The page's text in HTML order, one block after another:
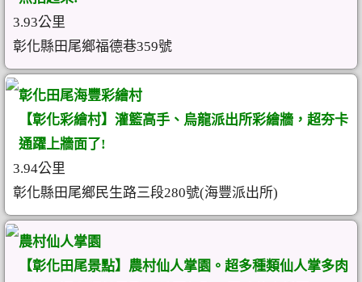
3.93公里
彰化縣田尾鄉福德巷359號
彰化田尾海豐彩繪村
【彰化彩繪村】灌籃高手、烏龍派出所彩繪牆，超夯卡
通躍上牆面了!
3.94公里
彰化縣田尾鄉民生路三段280號(海豐派出所)
農村仙人掌園
【彰化田尾景點】農村仙人掌園。超多種類仙人掌多肉